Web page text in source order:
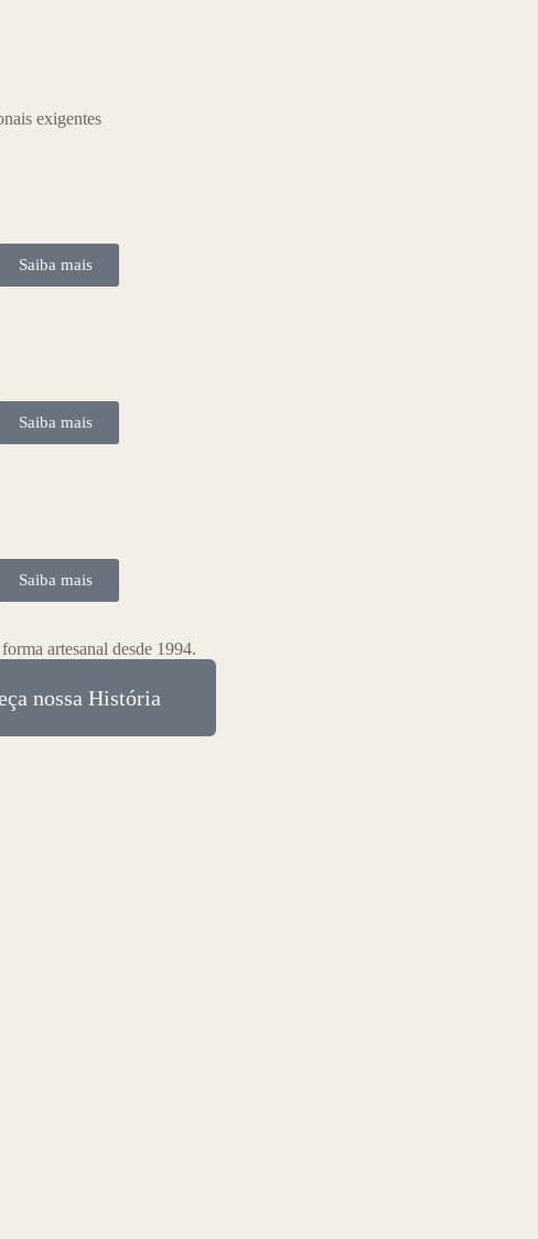
exigentes
Saiba mais
Saiba mais
Saiba mais
artesanal desde 1994.
nossa História